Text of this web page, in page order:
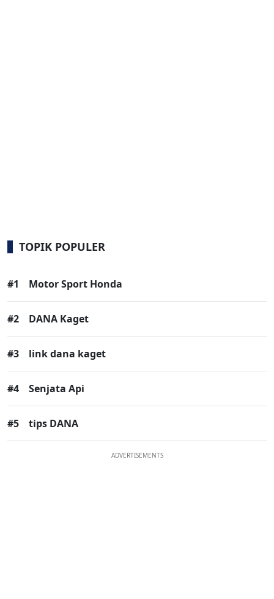
TOPIK POPULER
#1 Motor Sport Honda
#2 DANA Kaget
#3 link dana kaget
#4 Senjata Api
#5 tips DANA
ADVERTISEMENTS